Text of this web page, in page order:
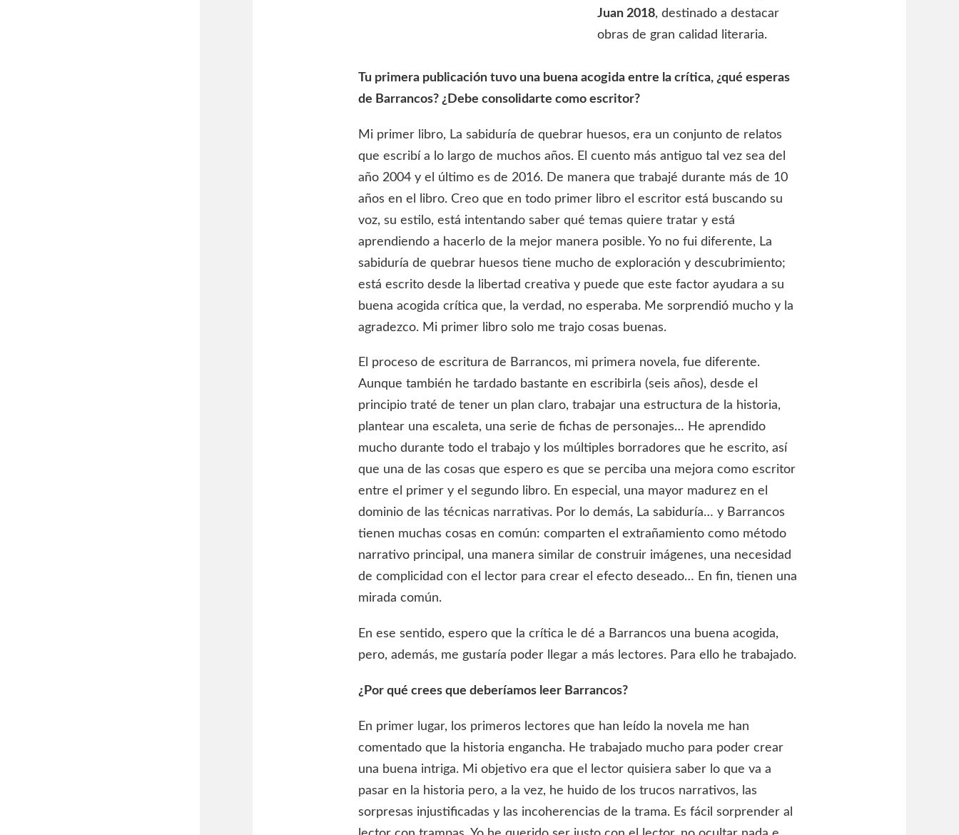
Juan 2018, destinado a destacar
obras de gran calidad literaria.
Tu primera publicación tuvo una buena acogida entre la crítica, ¿qué esperas
de Barrancos? ¿Debe consolidarte como escritor?
Mi primer libro, La sabiduría de quebrar huesos, era un conjunto de relatos
que escribí a lo largo de muchos años. El cuento más antiguo tal vez sea del
año 2004 y el último es de 2016. De manera que trabajé durante más de 10
años en el libro. Creo que en todo primer libro el escritor está buscando su
voz, su estilo, está intentando saber qué temas quiere tratar y está
aprendiendo a hacerlo de la mejor manera posible. Yo no fui diferente, La
sabiduría de quebrar huesos tiene mucho de exploración y descubrimiento;
está escrito desde la libertad creativa y puede que este factor ayudara a su
buena acogida crítica que, la verdad, no esperaba. Me sorprendió mucho y la
agradezco. Mi primer libro solo me trajo cosas buenas.
El proceso de escritura de Barrancos, mi primera novela, fue diferente.
Aunque también he tardado bastante en escribirla (seis años), desde el
principio traté de tener un plan claro, trabajar una estructura de la historia,
plantear una escaleta, una serie de fichas de personajes… He aprendido
mucho durante todo el trabajo y los múltiples borradores que he escrito, así
que una de las cosas que espero es que se perciba una mejora como escritor
entre el primer y el segundo libro. En especial, una mayor madurez en el
dominio de las técnicas narrativas. Por lo demás, La sabiduría… y Barrancos
tienen muchas cosas en común: comparten el extrañamiento como método
narrativo principal, una manera similar de construir imágenes, una necesidad
de complicidad con el lector para crear el efecto deseado… En fin, tienen una
mirada común.
En ese sentido, espero que la crítica le dé a Barrancos una buena acogida,
pero, además, me gustaría poder llegar a más lectores. Para ello he trabajado.
¿Por qué crees que deberíamos leer Barrancos?
En primer lugar, los primeros lectores que han leído la novela me han
comentado que la historia engancha. He trabajado mucho para poder crear
una buena intriga. Mi objetivo era que el lector quisiera saber lo que va a
pasar en la historia pero, a la vez, he huido de los trucos narrativos, las
sorpresas injustificadas y las incoherencias de la trama. Es fácil sorprender al